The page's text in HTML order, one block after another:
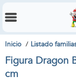
Inicio Listado
Figura Dragon
cm